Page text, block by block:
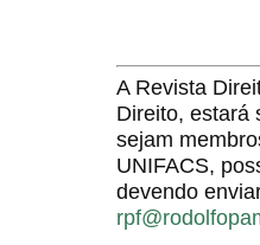
A Revista
Direito, estará
sejam
UNIFACS,
devendo